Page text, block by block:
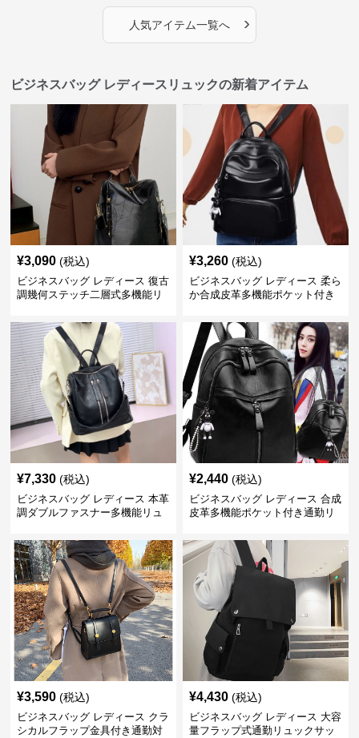
人気アイテム一覧へ ›
ビジネスバッグ レディースリュックの新着アイテム
¥3,090 (税込)
ビジネスバッグ レディース 復古
調幾何ステッチ二層式多機能リ
¥3,260 (税込)
ビジネスバッグ レディース 柔ら
か合成皮革多機能ポケット付き
¥7,330 (税込)
ビジネスバッグ レディース 本革
調ダブルファスナー多機能リュ
¥2,440 (税込)
ビジネスバッグ レディース 合成
皮革多機能ポケット付き通勤リ
¥3,590 (税込)
ビジネスバッグ レディース クラ
シカルフラップ金具付き通勤対
¥4,430 (税込)
ビジネスバッグ レディース 大容
量フラップ式通勤リュックサッ